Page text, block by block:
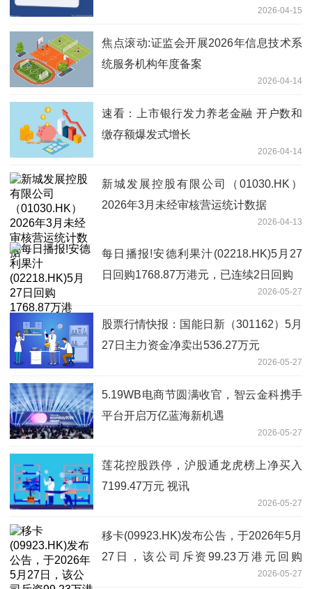
2026-04-15
焦点滚动:证监会开展2026年信息技术系
统服务机构年度备案
2026-04-14
速看：上市银行发力养老金融 开户数和
缴存额爆发式增长
2026-04-14
新城发展控股有限公司（01030.HK）
2026年3月未经审核营运统计数据
2026-04-13
每日播报!安德利果汁(02218.HK)5月27
日回购1768.87万港元，已连续2日回购
2026-05-27
股票行情快报：国能日新（301162）5月
27日主力资金净卖出536.27万元
2026-05-27
5.19WB电商节圆满收官，智云金科携手
平台开启万亿蓝海新机遇
2026-05-27
莲花控股跌停，沪股通龙虎榜上净买入
7199.47万元 视讯
2026-05-27
移卡(09923.HK)发布公告，于2026年5月
27日，该公司斥资99.23万港元回购
2026-05-27